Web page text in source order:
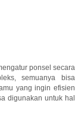
ponsel secara
semuanya bisa
yang ingin efisien
digunakan untuk hal